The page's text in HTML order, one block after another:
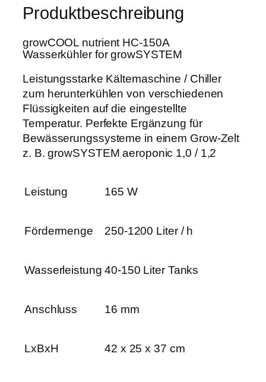
r
:
5
5
,
0
0
€
,
9
9
.
w
O
O
L
N
u
t
r
i
-
5
M
g
Produktbeschreibung
growCOOL nutrient HC-150A
Wasserkühler for growSYSTEM
Leistungsstarke Kältemaschine / Chiller
zum herunterkühlen von verschiedenen
Flüssigkeiten auf die eingestellte
Temperatur. Perfekte Ergänzung für
Bewässerungssysteme in einem Grow-Zelt
z. B. growSYSTEM aeroponic 1,0 / 1,2
Leistung 165 W
Fördermenge 250-1200 Liter / h
Wasserleistung 40-150 Liter Tanks
Anschluss 16 mm
LxBxH 42 x 25 x 37 cm